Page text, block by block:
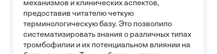
механизмов и клинических аспектов,
предоставив читателю четкую
терминологическую базу. Это позволило
систематизировать знания о различных типах
тромбофилии и их потенциальном влиянии на